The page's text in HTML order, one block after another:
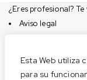
Esta Web utiliza
para su
¿Eres profesional?
Aviso legal
Privacidad
Cookies